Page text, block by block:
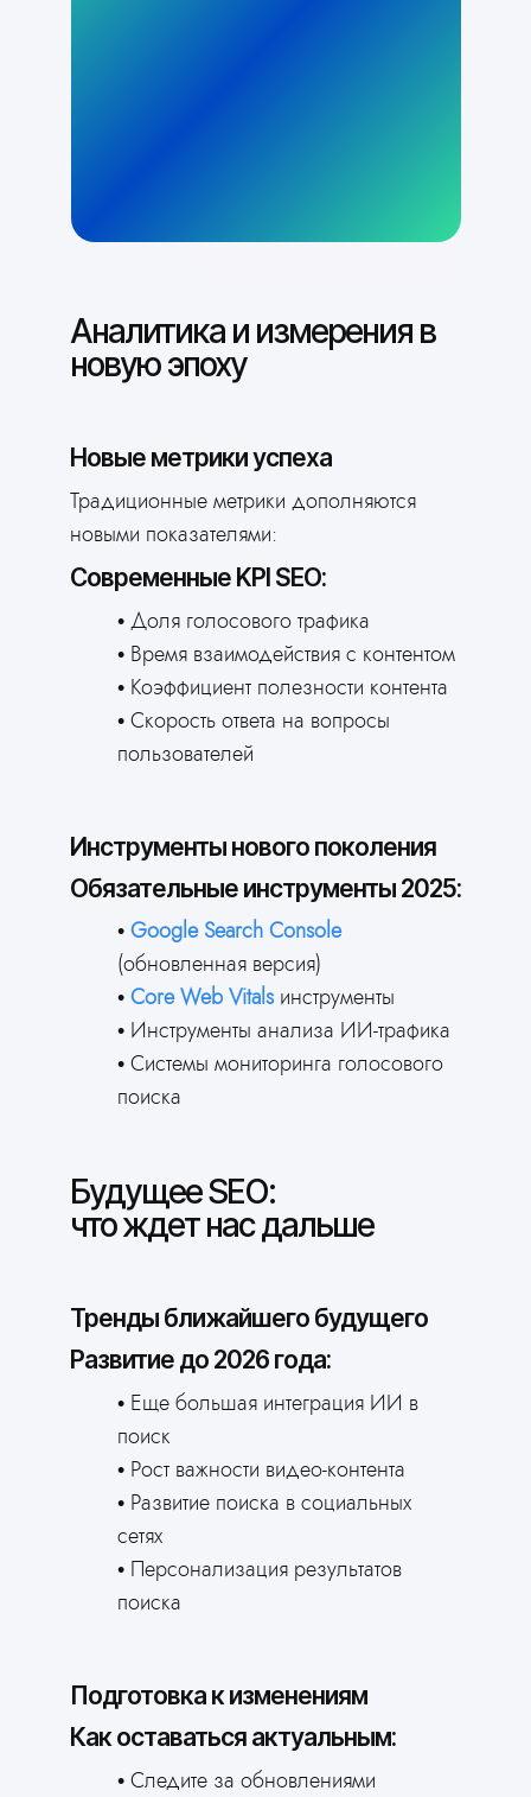
Забудьте о кодинге
ИИ сделает сайт за
3 минуты
Ответьте всего на 2 вопроса
Сгенерировать сайт
Аналитика и измерения в
новую эпоху
Новые метрики успеха
Традиционные метрики дополняются
новыми показателями:
Современные KPI SEO:
Доля голосового трафика
Время взаимодействия с контентом
Коэффициент полезности контента
Скорость ответа на вопросы
пользователей
Инструменты нового поколения
Обязательные инструменты 2025:
Google Search Console
(обновленная версия)
Core Web Vitals инструменты
Инструменты анализа ИИ-трафика
Системы мониторинга голосового
поиска
Будущее SEO:
что ждет нас дальше
Тренды ближайшего будущего
Развитие до 2026 года:
Еще большая интеграция ИИ в
поиск
Рост важности видео-контента
Развитие поиска в социальных
сетях
Персонализация результатов
поиска
Подготовка к изменениям
Как оставаться актуальным:
Следите за обновлениями